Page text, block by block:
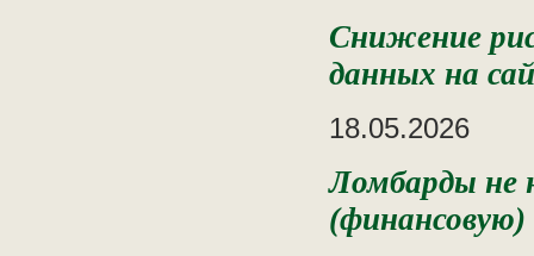
Снижение
данных на
18.05.2026
Ломбарды не